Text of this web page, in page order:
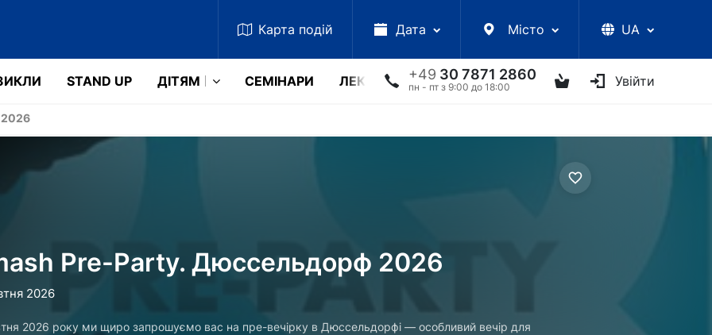
Карта подій Дата Місто UA
+49 30 7871 2860
пн - пт з 9:00 до 18:00 Увійти
STAND UP ДІТЯМ СЕМІНАРИ ЛЕКЦІЇ УКРАЇНСЬКІ АРТИСТИ ІНШЕ ТВОРЧІ
Pre-Party. Дюссельдорф 2026
2026
2026 року ми щиро запрошуємо вас на пре-вечірку в Дюссельдорфі — особливий вечір для